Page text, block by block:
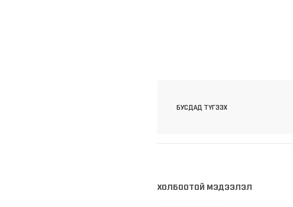
БУСДАД ТҮГЭЭХ
ХОЛБООТОЙ МЭДЭЭЛЭЛ